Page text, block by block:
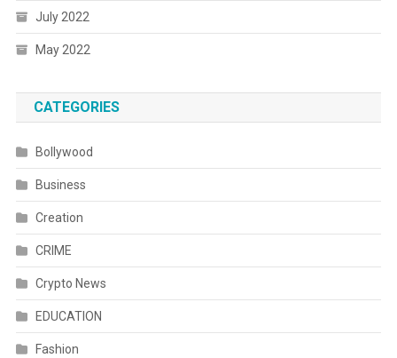
July 2022
May 2022
CATEGORIES
Bollywood
Business
Creation
CRIME
Crypto News
EDUCATION
Fashion